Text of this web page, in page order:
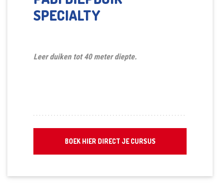
SPECIALTY
Leer duiken tot 40 meter diepte.
BOEK HIER DIRECT JE CURSUS